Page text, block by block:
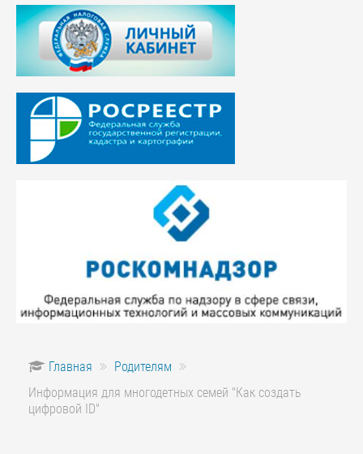
Главная
Родителям
Информация для многодетных семей "Как создать
цифровой ID"